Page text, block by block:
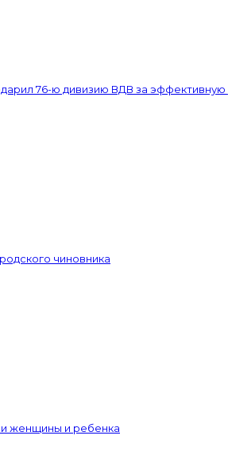
76-ю дивизию ВДВ за эффективную
чиновника
женщины и ребенка